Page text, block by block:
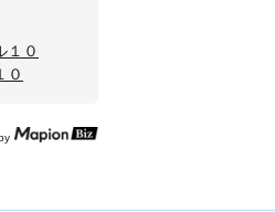
１０
０